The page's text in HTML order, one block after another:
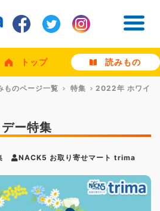
トップ 読みもの
ものページ一覧 特集
2022年 ホワイ
ー特集
NACK5 お取り寄せマート trima